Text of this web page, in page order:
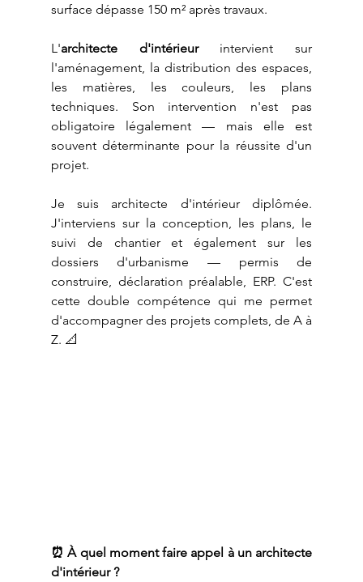
surface dépasse 150 m² après travaux.
L'architecte d'intérieur intervient sur
l'aménagement, la distribution des espaces,
les matières, les couleurs, les plans
techniques. Son intervention n'est pas
obligatoire légalement — mais elle est
souvent déterminante pour la réussite d'un
projet.
Je suis architecte d'intérieur diplômée.
J'interviens sur la conception, les plans, le
suivi de chantier et également sur les
dossiers d'urbanisme — permis de
construire, déclaration préalable, ERP. C'est
cette double compétence qui me permet
d'accompagner des projets complets, de A à
Z. 📐
⏰ À quel moment faire appel à un architecte
d'intérieur ?